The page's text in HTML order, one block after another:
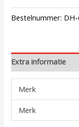
Bestelnummer:
Extra informatie
Merk
Merk